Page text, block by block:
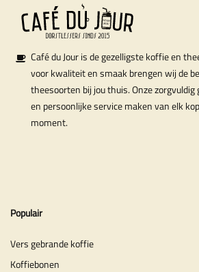
Café du Jour is de gezelligste koffie en
voor kwaliteit en smaak brengen wij de
theesoorten bij jou thuis. Onze zorgvuldig
en persoonlijke service maken van elk
moment.
Populair
Vers gebrande koffie
Koffiebonen